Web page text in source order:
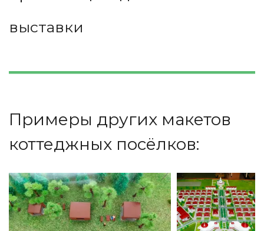
выставки
Примеры других макетов
коттеджных посёлков: